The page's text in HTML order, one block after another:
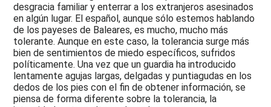
desgracia familiar y enterrar a los extranjeros asesinados
en algún lugar. El español, aunque sólo estemos hablando
de los payeses de Baleares, es mucho, mucho más
tolerante. Aunque en este caso, la tolerancia surge más
bien de sentimientos de miedo específicos, sufridos
políticamente. Una vez que un guardia ha introducido
lentamente agujas largas, delgadas y puntiagudas en los
dedos de los pies con el fin de obtener información, se
piensa de forma diferente sobre la tolerancia, la